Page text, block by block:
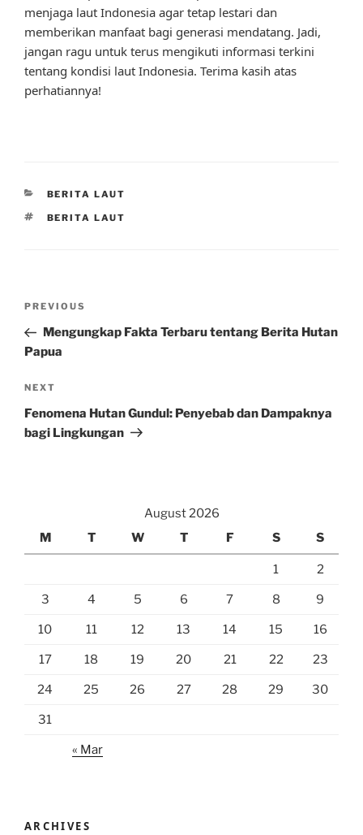
menjaga laut Indonesia agar tetap lestari dan
memberikan manfaat bagi generasi mendatang. Jadi,
jangan ragu untuk terus mengikuti informasi terkini
tentang kondisi laut Indonesia. Terima kasih atas
perhatiannya!
CATEGORIES
BERITA LAUT
TAGS
BERITA LAUT
Previous
Post
PREVIOUS
Mengungkap Fakta Terbaru tentang Berita Hutan
Papua
Next
Post
NEXT
Fenomena Hutan Gundul: Penyebab dan Dampaknya
bagi Lingkungan
August 2026
M
T W T F S S
1 2
3 4 5 6 7 8 9
10 11 12 13 14 15 16
17 18 19 20 21 22 23
24 25 26 27 28 29 30
31
« Mar
ARCHIVES